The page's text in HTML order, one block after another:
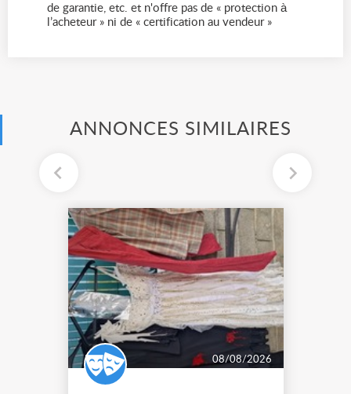
de garantie, etc. et n'offre pas de « protection à
l’acheteur » ni de « certification au vendeur »
ANNONCES SIMILAIRES
08/08/2026